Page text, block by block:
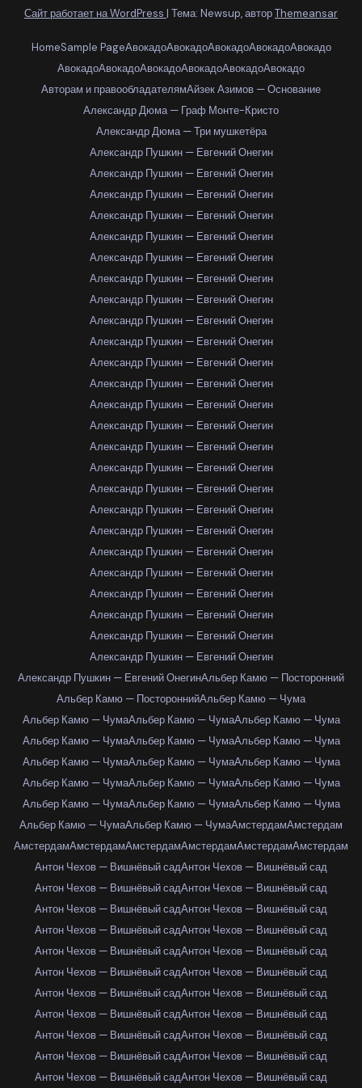
Сайт работает на WordPress | Тема: Newsup, авторThemeansar
HomeSample PageАвокадоАвокадоАвокадоАвокадоАвокадо
АвокадоАвокадоАвокадоАвокадоАвокадоАвокадо
Авторам и правообладателямАйзек Азимов — Основание
Александр Дюма — Граф Монте-Кристо
Александр Дюма — Три мушкетёра
Александр Пушкин — Евгений Онегин
Александр Пушкин — Евгений Онегин
Александр Пушкин — Евгений Онегин
Александр Пушкин — Евгений Онегин
Александр Пушкин — Евгений Онегин
Александр Пушкин — Евгений Онегин
Александр Пушкин — Евгений Онегин
Александр Пушкин — Евгений Онегин
Александр Пушкин — Евгений Онегин
Александр Пушкин — Евгений Онегин
Александр Пушкин — Евгений Онегин
Александр Пушкин — Евгений Онегин
Александр Пушкин — Евгений Онегин
Александр Пушкин — Евгений Онегин
Александр Пушкин — Евгений Онегин
Александр Пушкин — Евгений Онегин
Александр Пушкин — Евгений Онегин
Александр Пушкин — Евгений Онегин
Александр Пушкин — Евгений Онегин
Александр Пушкин — Евгений Онегин
Александр Пушкин — Евгений Онегин
Александр Пушкин — Евгений Онегин
Александр Пушкин — Евгений Онегин
Александр Пушкин — Евгений Онегин
Александр Пушкин — Евгений Онегин
Александр Пушкин — Евгений ОнегинАльбер Камю — Посторонний
Альбер Камю — ПостороннийАльбер Камю — Чума
Альбер Камю — ЧумаАльбер Камю — ЧумаАльбер Камю — Чума
Альбер Камю — ЧумаАльбер Камю — ЧумаАльбер Камю — Чума
Альбер Камю — ЧумаАльбер Камю — ЧумаАльбер Камю — Чума
Альбер Камю — ЧумаАльбер Камю — ЧумаАльбер Камю — Чума
Альбер Камю — ЧумаАльбер Камю — ЧумаАльбер Камю — Чума
Альбер Камю — ЧумаАльбер Камю — ЧумаАмстердамАмстердам
АмстердамАмстердамАмстердамАмстердамАмстердамАмстердам
Антон Чехов — Вишнёвый садАнтон Чехов — Вишнёвый сад
Антон Чехов — Вишнёвый садАнтон Чехов — Вишнёвый сад
Антон Чехов — Вишнёвый садАнтон Чехов — Вишнёвый сад
Антон Чехов — Вишнёвый садАнтон Чехов — Вишнёвый сад
Антон Чехов — Вишнёвый садАнтон Чехов — Вишнёвый сад
Антон Чехов — Вишнёвый садАнтон Чехов — Вишнёвый сад
Антон Чехов — Вишнёвый садАнтон Чехов — Вишнёвый сад
Антон Чехов — Вишнёвый садАнтон Чехов — Вишнёвый сад
Антон Чехов — Вишнёвый садАнтон Чехов — Вишнёвый сад
Антон Чехов — Вишнёвый садАнтон Чехов — Вишнёвый сад
Антон Чехов — Вишнёвый садАнтон Чехов — Вишнёвый сад